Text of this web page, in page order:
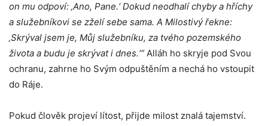
on mu odpoví: ‚Ano, Pane.‘ Dokud neodhalí chyby a hříchy
a služebníkovi se zželí sebe sama. A Milostivý řekne:
‚Skrýval jsem je, Můj služebníku, za tvého pozemského
života a budu je skrývat i dnes.‘“Alláh ho skryje pod Svou
ochranu, zahrne ho Svým odpuštěním a nechá ho vstoupit
do Ráje.
Pokud člověk projeví lítost, přijde milost znalá tajemství.